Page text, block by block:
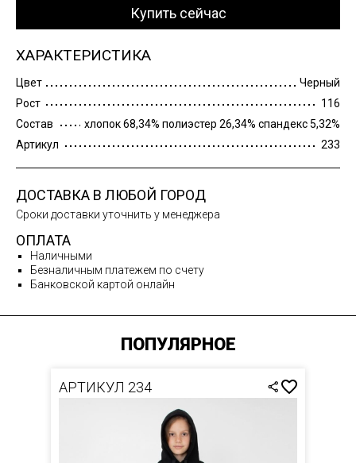
Купить сейчас
ХАРАКТЕРИСТИКА
Цвет
Черный
Рост
116
Состав
хлопок 68,34% полиэстер 26,34% спандекс 5,32%
Артикул
233
ДОСТАВКА В ЛЮБОЙ ГОРОД
Сроки доставки уточнить у менеджера
ОПЛАТА
Наличными
Безналичным платежем по счету
Банковской картой онлайн
ПОПУЛЯРНОЕ
АРТИКУЛ 234